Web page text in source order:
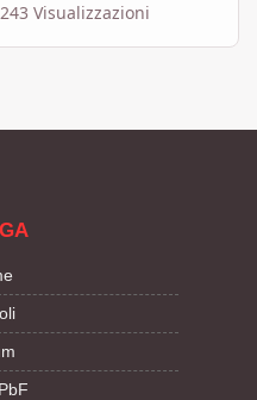
243 Visualizzazioni